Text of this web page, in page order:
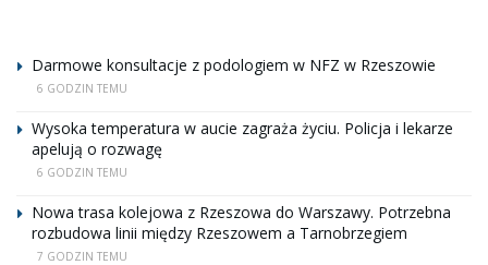
Darmowe konsultacje z podologiem w NFZ w Rzeszowie
6 GODZIN TEMU
Wysoka temperatura w aucie zagraża życiu. Policja i lekarze
apelują o rozwagę
6 GODZIN TEMU
Nowa trasa kolejowa z Rzeszowa do Warszawy. Potrzebna
rozbudowa linii między Rzeszowem a Tarnobrzegiem
7 GODZIN TEMU